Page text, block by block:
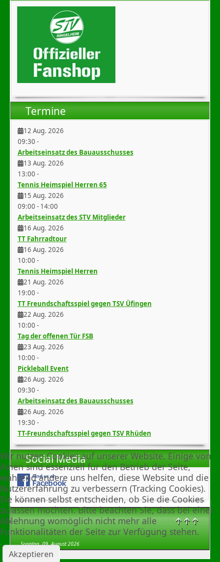
↑↑↑
Sonntag, 09. August 2026
Termine
12 Aug. 2026
09:30 -
Arbeitseinsatz des Bauausschusses
13 Aug. 2026
13:00 -
Tennis Heimspiel Herren 65
15 Aug. 2026
09:00 - 14:00
Arbeitseinsatz des STV Mitglieder
16 Aug. 2026
TT Fahrradtour
16 Aug. 2026
10:00 -
Tennis Heimspiel Herren
21 Aug. 2026
19:00 -
TT Freundschaftsspiel gegen TSV Üfingen
22 Aug. 2026
10:00 -
Tag der offenen Tür FSB
23 Aug. 2026
10:00 -
Pickleball Event
26 Aug. 2026
09:30 -
Arbeitseinsatz des Bauausschusses
26 Aug. 2026
19:30 -
TT-Freundschaftsspiel gegen TSV Rhüden
Social Media
Wir nutzen Cookies auf unserer Website. Einige von
ihnen sind essenziell für den Betrieb der Seite,
während andere uns helfen, diese Website und die
Nutzererfahrung zu verbessern (Tracking Cookies).
Sie können selbst entscheiden, ob Sie die Cookies
zulassen möchten. Bitte beachten Sie, dass bei einer
Ablehnung womöglich nicht mehr alle
Funktionalitäten der Seite zur Verfügung stehen.
Akzeptieren